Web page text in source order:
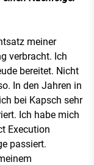
meiner
verbracht. Ich
bereitet. Nicht
In den Jahren in
bei Kapsch sehr
Ich habe mich
Execution
passiert.